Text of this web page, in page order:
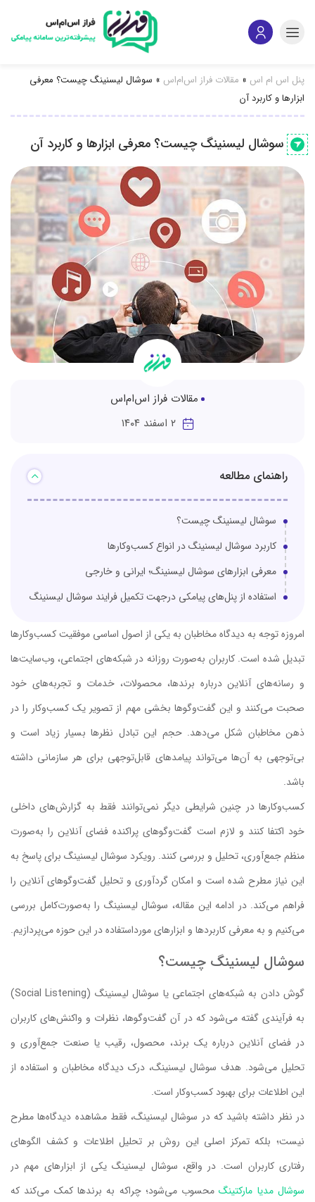
پنل اس ام اس » مقالات فراز اس‌ام‌اس » سوشال لیسنینگ چیست؟ معرفی
ابزارها و کاربرد آن
سوشال لیسنینگ چیست؟ معرفی ابزارها و کاربرد آن
مقالات فراز اس‌ام‌اس
۲ اسفند ۱۴۰۴
راهنمای مطالعه
سوشال لیسنینگ چیست؟
کاربرد سوشال لیسنینگ در انواع کسب‌وکارها
معرفی ابزارهای سوشال لیسنینگ؛ ایرانی و خارجی
استفاده از پنل‌های پیامکی درجهت تکمیل فرایند سوشال لیسنینگ
امروزه توجه به دیدگاه مخاطبان به یکی از اصول اساسی موفقیت کسب‌وکارها
تبدیل شده است. کاربران به‌صورت روزانه در شبکه‌های اجتماعی، وب‌سایت‌ها
و رسانه‌های آنلاین درباره برندها، محصولات، خدمات و تجربه‌های خود
صحبت می‌کنند و این گفت‌وگوها بخشی مهم از تصویر یک کسب‌وکار را در
ذهن مخاطبان شکل می‌دهد. حجم این تبادل نظرها بسیار زیاد است و
بی‌توجهی به آن‌ها می‌تواند پیامدهای قابل‌توجهی برای هر سازمانی داشته
باشد.
کسب‌وکارها در چنین شرایطی دیگر نمی‌توانند فقط به گزارش‌های داخلی
خود اکتفا کنند و لازم است گفت‌وگوهای پراکنده‌ فضای آنلاین را به‌صورت
منظم جمع‌آوری، تحلیل و بررسی کنند. رویکرد سوشال لیسنینگ برای پاسخ به
این نیاز مطرح شده است و امکان گردآوری و تحلیل گفت‌وگوهای آنلاین را
فراهم می‌کند. در ادامه این مقاله، سوشال لیسنینگ را به‌صورت‌کامل بررسی
می‌کنیم و به معرفی کاربردها و ابزارهای مورداستفاده در این حوزه می‌پردازیم.
سوشال لیسنینگ چیست؟
گوش دادن به شبکه‌های اجتماعی یا سوشال لیسنینگ (Social Listening)
به فرآیندی گفته می‌شود که در آن گفت‌وگوها، نظرات و واکنش‌های کاربران
در فضای آنلاین درباره یک برند، محصول، رقیب یا صنعت جمع‌آوری و
تحلیل می‌شود. هدف سوشال لیسنینگ، درک دیدگاه مخاطبان و استفاده از
این اطلاعات برای بهبود کسب‌وکار است.
در نظر داشته باشید که در سوشال لیسنینگ، فقط مشاهده دیدگاه‌ها مطرح
نیست؛ بلکه تمرکز اصلی این روش بر تحلیل اطلاعات و کشف الگوهای
رفتاری کاربران است. در واقع، سوشال لیسنینگ یکی از ابزارهای مهم در
سوشال مدیا مارکتینگمحسوب می‌شود؛ چراکه به برندها کمک می‌کند که